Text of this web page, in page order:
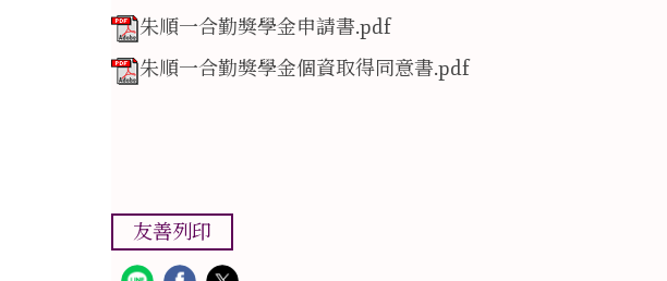
朱順一合勤獎學金申請書.pdf
朱順一合勤獎學金個資取得同意書.pdf
友善列印